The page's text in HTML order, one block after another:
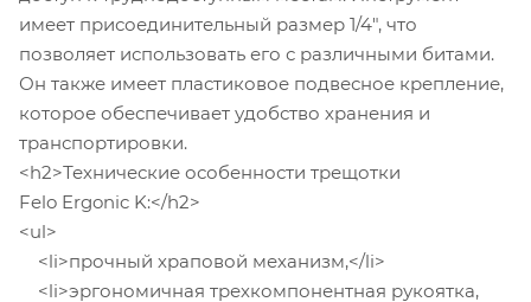
имеет присоединительный размер 1/4", что
позволяет использовать его с различными битами.
Он также имеет пластиковое подвесное крепление,
которое обеспечивает удобство хранения и
транспортировки.
<h2>Технические особенности трещотки
Felo Ergonic K:</h2>
<ul>
<li>прочный храповой механизм,</li>
<li>эргономичная трехкомпонентная рукоятка,